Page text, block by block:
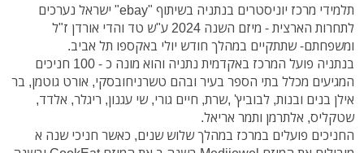
תלמידי מרכז יוניסטרים בנתניה בשיתוף "ebay" ישראל נערכים
לתחרות הארצית - מיזם השנה 2024 ע"ש טד והדי אורדן ז"ל
ומשפחתם- שתתקיים במהלך חודש יולי באקספו תל אביב.
בנתניה פועל המרכז באקדמית נתניה והוא מונה כ - 100 חניכים
המגיעים מכלל בתי הספר בעיר ובהם טשרניחובסקי, אורט גוטמן, בר
אילן בנים ובנות, לבוביץ' ,שרת, חיים גורי, שי עגנון, ריגלר, אלדד,
שטקליס, אלתרמן ותמר אריאל.
החניכים פועלים במרכז במהלך שלוש שנים, כאשר חניכי שנה א